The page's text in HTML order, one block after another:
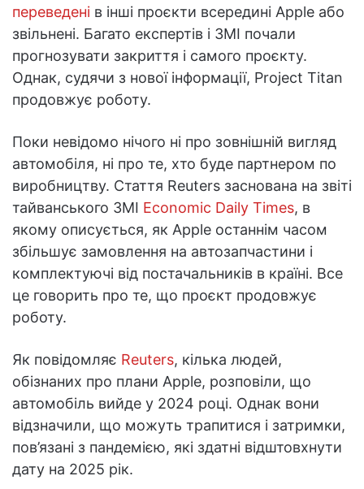
переведені в інші проєкти всередині Apple або
звільнені. Багато експертів і ЗМІ почали
прогнозувати закриття і самого проєкту.
Однак, судячи з нової інформації, Project Titan
продовжує роботу.
Поки невідомо нічого ні про зовнішній вигляд
автомобіля, ні про те, хто буде партнером по
виробництву. Стаття Reuters заснована на звіті
тайванського ЗМІ Economic Daily Times, в
якому описується, як Apple останнім часом
збільшує замовлення на автозапчастини і
комплектуючі від постачальників в країні. Все
це говорить про те, що проєкт продовжує
роботу.
Як повідомляє Reuters, кілька людей,
обізнаних про плани Apple, розповіли, що
автомобіль вийде у 2024 році. Однак вони
відзначили, що можуть трапитися і затримки,
пов’язані з пандемією, які здатні відштовхнути
дату на 2025 рік.